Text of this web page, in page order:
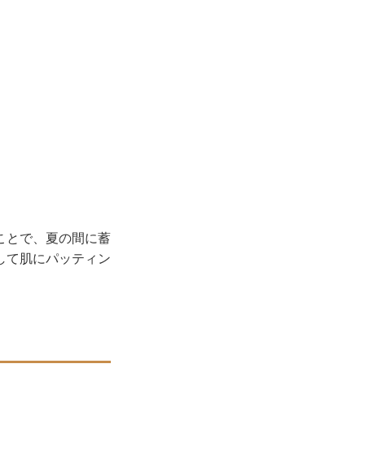
とで、夏の間に蓄
て肌にパッティン